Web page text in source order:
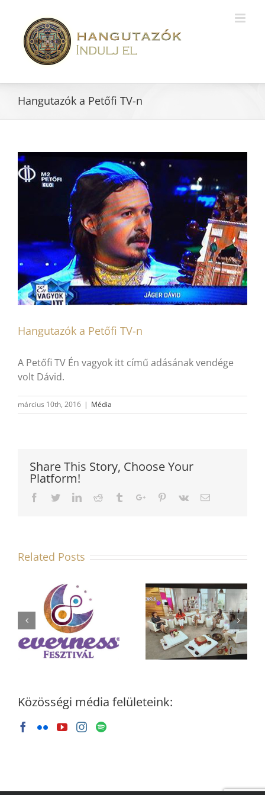
Hangutazók a Petőfi TV-n
View
Larger
Image
Hangutazók a Petőfi TV-n
A Petőfi TV Én vagyok itt című adásának vendége
volt Dávid.
március 10th, 2016 | Média
Share This Story, Choose Your
Platform!
Facebook
TwitterLinkedinReddit TumblrGoogle+Pinterest
Vk Email
Related Posts
Hangutazók a
Ridikül című
tv műsorban
Hangutazók a
TV2-n
Közösségi média felületeink: